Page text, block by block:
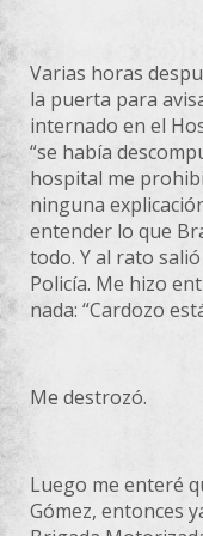
Varias horas
la puerta para
internado en el
“se había
hospital me
ninguna
entender lo que
todo. Y al rato
Policía. Me hizo
nada: “Cardozo
Me destrozó.
Luego me enteré
Gómez, entonces